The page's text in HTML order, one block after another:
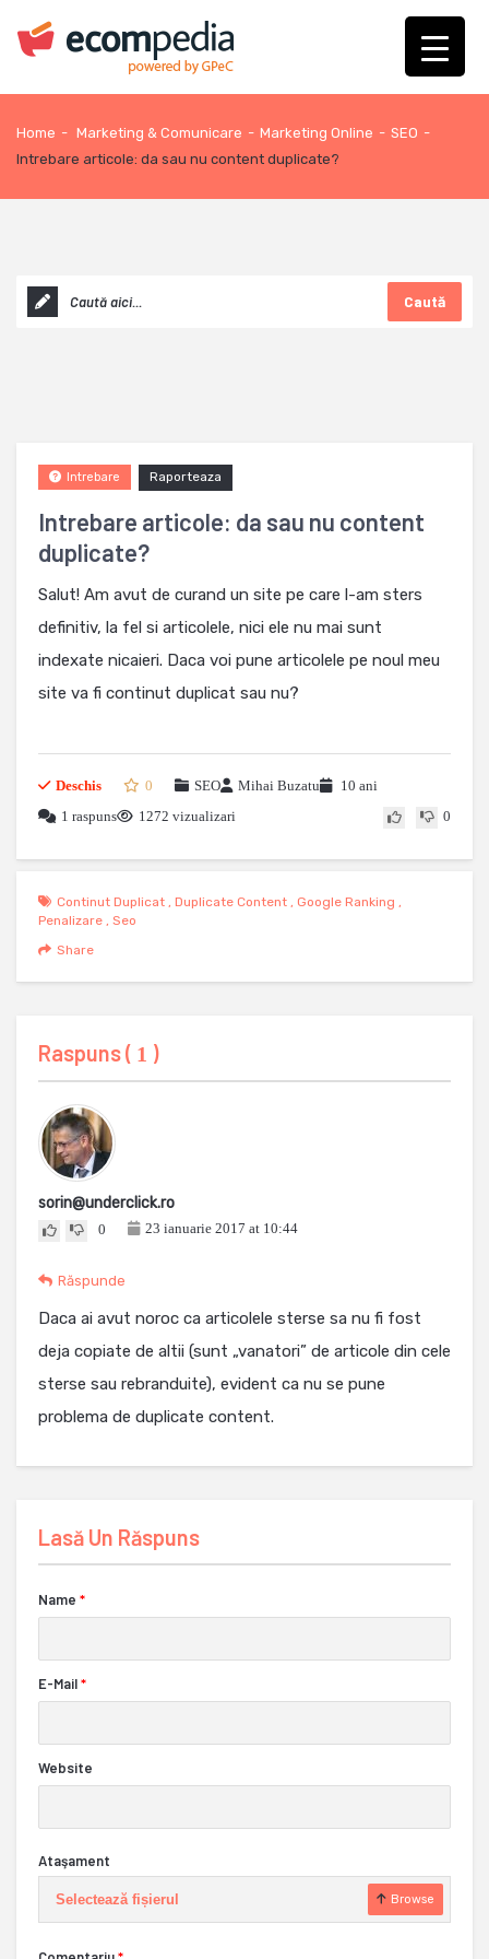
Home - Marketing & Comunicare - Marketing Online - SEO -
Intrebare articole: da sau nu content duplicate?
Caută
Intrebare articole: da sau nu content
duplicate?
Raporteaza
Intrebare
Salut! Am avut de curand un site pe care l-am sters
definitiv, la fel si articolele, nici ele nu mai sunt
indexate nicaieri. Daca voi pune articolele pe noul meu
site va fi continut duplicat sau nu?
Deschis 0 SEO Mihai Buzatu
10 ani
1 raspuns
1272 vizualizari 0
Continut Duplicat , Duplicate Content , Google Ranking ,
Penalizare , Seo
Share
Raspuns ( 1 )
sorin@underclick.ro
0 23 ianuarie 2017 at 10:44
Răspunde
Daca ai avut noroc ca articolele sterse sa nu fi fost
deja copiate de altii (sunt „vanatori” de articole din cele
sterse sau rebranduite), evident ca nu se pune
problema de duplicate content.
Lasă Un Răspuns
Name *
E-Mail*
Website
Ataşament
Selectează fișierul Browse